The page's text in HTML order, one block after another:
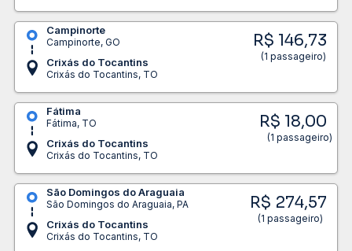
Campinorte
Campinorte, GO
Crixás do Tocantins
Crixás do Tocantins, TO
R$ 146,73
(1 passageiro)
Fátima
Fátima, TO
Crixás do Tocantins
Crixás do Tocantins, TO
R$ 18,00
(1 passageiro)
São Domingos do Araguaia
São Domingos do Araguaia, PA
Crixás do Tocantins
Crixás do Tocantins, TO
R$ 274,57
(1 passageiro)